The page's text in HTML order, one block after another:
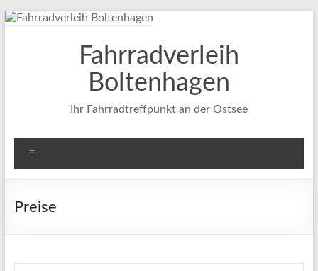
Zum
Fahrradverleih
Boltenhagen
Ihr Fahrradtreffpunkt an der Ostsee
Preise